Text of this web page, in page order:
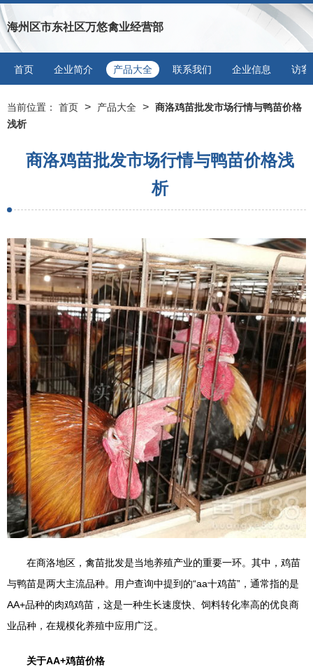
海州区市东社区万悠禽业经营部
首页 企业简介 产品大全 联系我们 企业信息 访客
当前位置： 首页 > 产品大全 > 商洛鸡苗批发市场行情与鸭苗价格
浅析
商洛鸡苗批发市场行情与鸭苗价格浅
析
在商洛地区，禽苗批发是当地养殖产业的重要一环。其中，鸡苗
与鸭苗是两大主流品种。用户查询中提到的“aa十鸡苗”，通常指的是
AA+品种的肉鸡鸡苗，这是一种生长速度快、饲料转化率高的优良商
业品种，在规模化养殖中应用广泛。
关于AA+鸡苗价格